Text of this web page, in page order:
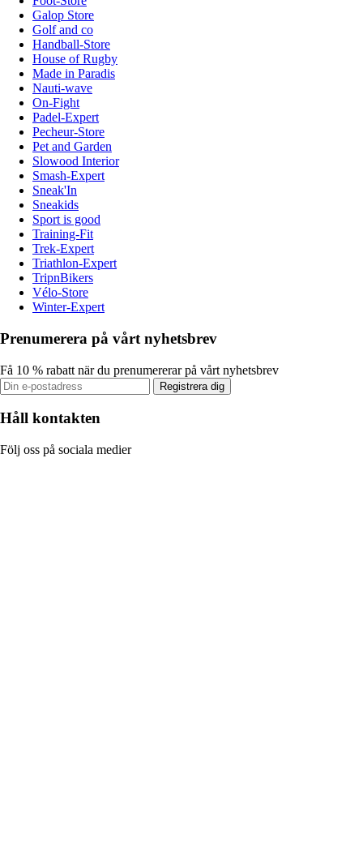
Galop Store
Golf and co
Handball-Store
House of Rugby
Made in Paradis
Nauti-wave
On-Fight
Padel-Expert
Pecheur-Store
Pet and Garden
Slowood Interior
Smash-Expert
Sneak'In
Sneakids
Sport is good
Training-Fit
Trek-Expert
Triathlon-Expert
TripnBikers
Vélo-Store
Winter-Expert
Prenumerera på vårt nyhetsbrev
Få 10 % rabatt när du prenumererar på vårt nyhetsbrev
Registrera dig
Håll kontakten
Följ oss på sociala medier